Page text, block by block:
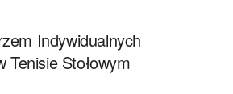
Indywidualnych
Tenisie Stołowym